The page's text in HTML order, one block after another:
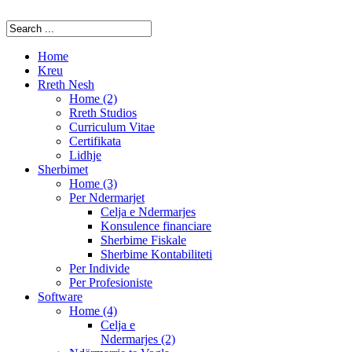
Home
Kreu
Rreth Nesh
Home (2)
Rreth Studios
Curriculum Vitae
Certifikata
Lidhje
Sherbimet
Home (3)
Per Ndermarjet
Celja e Ndermarjes
Konsulence financiare
Sherbime Fiskale
Sherbime Kontabiliteti
Per Individe
Per Profesioniste
Software
Home (4)
Celja e
Ndermarjes (2)